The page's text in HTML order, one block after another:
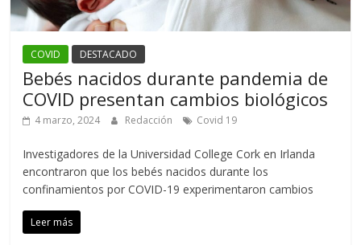
COVID DESTACADO
Bebés nacidos durante pandemia de
COVID presentan cambios biológicos
4 marzo, 2024 Redacción Covid 19
Investigadores de la Universidad College Cork en Irlanda
encontraron que los bebés nacidos durante los
confinamientos por COVID-19 experimentaron cambios
Leer más